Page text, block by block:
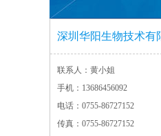
深圳华阳生物技术有
联系人： 黄小姐
手机： 13686456092
电话： 0755-86727152
传真： 0755-86727152